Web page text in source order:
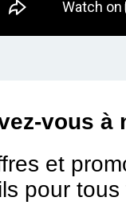
vous à
et
pour